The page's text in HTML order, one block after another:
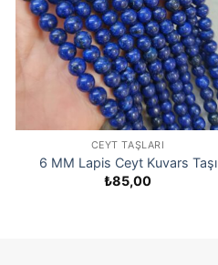
CEYT TAŞLARI
6 MM Lapis Ceyt Kuvars Taşı
₺85,00